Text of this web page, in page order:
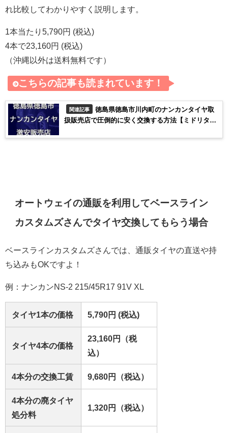
れ比較してわかりやすく説明します。
1本当たり5,790円 (税込)
4本で23,160円 (税込)
（沖縄以外は送料無料です）
こちらの記事も読まれています！
関連記事
徳島県徳島市川内町のナンカンタイヤ取
扱販売店で圧倒的に安く交換する方法【ミドリタイ
オートウェイの通販を利用してベースライン
カスタムズさんでタイヤ交換してもらう場合
ベースラインカスタムズさんでは、通販タイヤの直送や持
ち込みもOKですよ！
例：ナンカンNS-2 215/45R17 91V XL
タイヤ1本の価格 5,790円 (税込)
タイヤ4本の価格
23,160円（税
込）
4本分の交換工賃 9,680円（税込）
4本分の廃タイヤ
処分料
1,320円（税込）